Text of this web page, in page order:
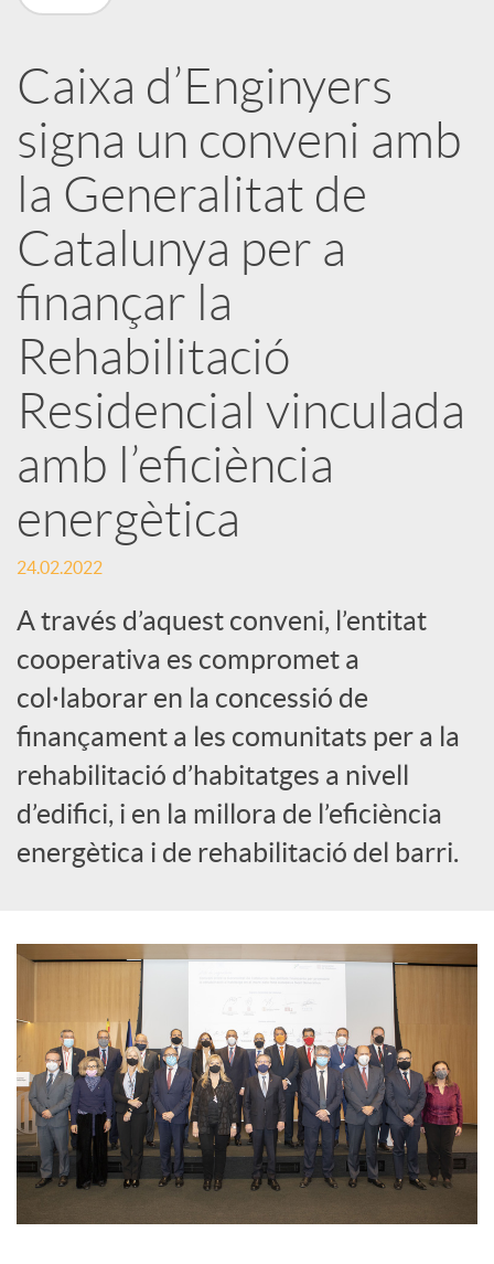
r
x
e
s
S
o
c
i
a
l
s
Caixa d’Enginyers
signa un conveni amb
la Generalitat de
Catalunya per a
finançar la
Rehabilitació
Residencial vinculada
amb l’eficiència
energètica
24.02.2022
A través d’aquest conveni, l’entitat
cooperativa es compromet a
col·laborar en la concessió de
finançament a les comunitats per a la
rehabilitació d’habitatges a nivell
d’edifici, i en la millora de l’eficiència
energètica i de rehabilitació del barri.